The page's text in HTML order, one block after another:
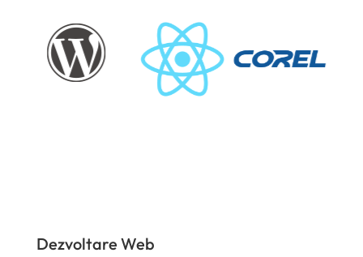
Dezvoltare Web